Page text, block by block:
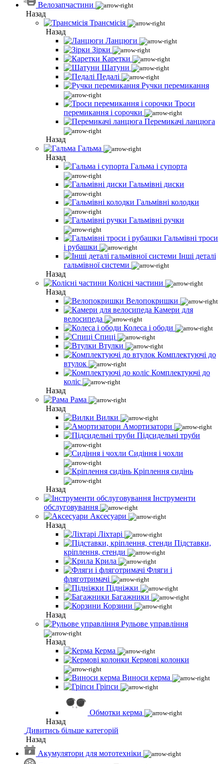
Велозапчастини
Назад
Трансмісія
Назад
Ланцюги
Зірки
Каретки
Шатуни
Педалі
Ручки перемикання
Троси
перемикання і сорочки
Перемикачі ланцюга
Назад
Гальма
Назад
Гальма і супорта
Гальмівні диски
Гальмівні колодки
Гальмівні ручки
Гальмівні троси
і рубашки
Інші деталі
гальмівної системи
Назад
Колісні частини
Назад
Велопокришки
Камери для
велосипеда
Колеса і ободи
Спиці
Втулки
Комплектуючі до
втулок
Комплектуючі до
коліс
Назад
Рама
Назад
Вилки
Амортизатори
Підсидельні труби
Сидіння і чохли
Кріплення сидінь
Назад
Інструменти
обслуговування
Аксесуари
Назад
Ліхтарі
Підставки,
кріплення, стенди
Крила
Фляги і
фляготримачі
Підніжки
Багажники
Корзини
Назад
Рульове управління
Назад
Керма
Кермові колонки
Виноси керма
Гріпси
Обмотки керма
Назад
Дивитись більше категорій
Назад
Акумулятори для мототехніки